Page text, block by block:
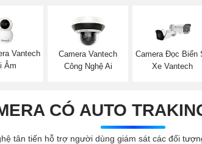
Vantech
Âm
Camera Vantech
Công Nghệ Ai
Camera Đọc Biển
Xe Vantech
CÓ AUTO
tân tiến hỗ trợ người dùng giám sát các đối